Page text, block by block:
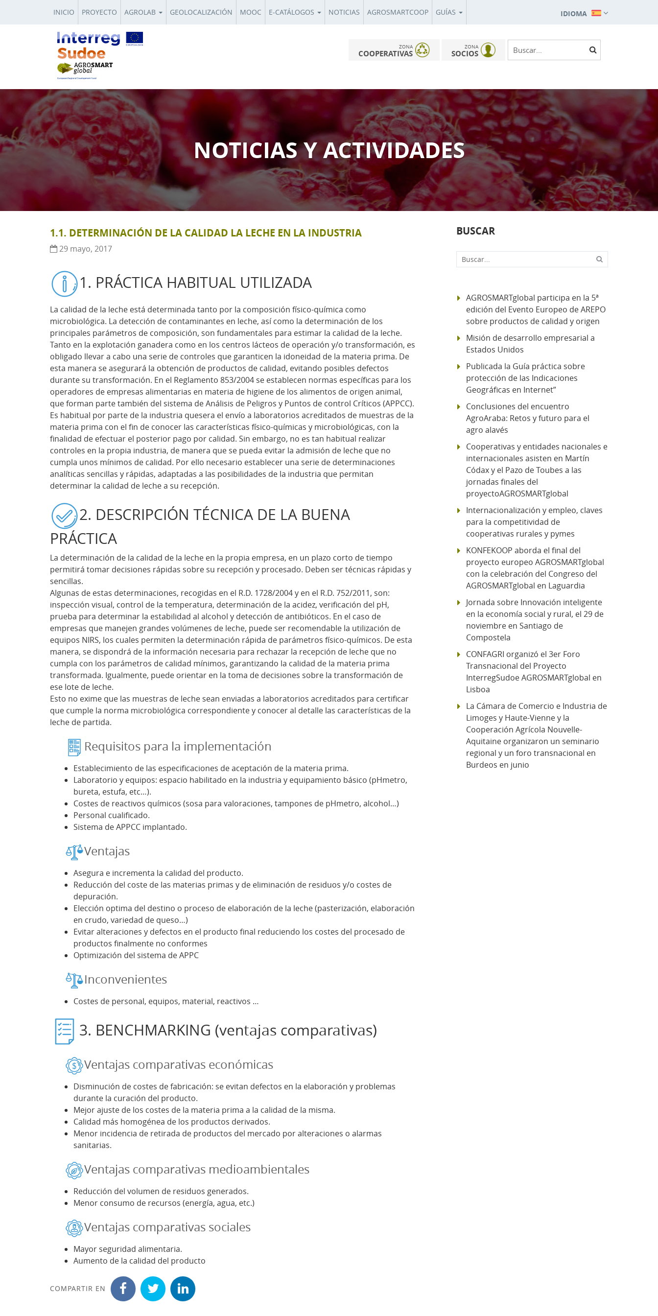
INICIO PROYECTO AGROLAB GEOLOCALIZACIÓN MOOC E-CATÁLOGOS NOTICIAS AGROSMARTCOOP GUÍAS IDIOMA
ZONA
COOPERATIVAS
ZONA
SOCIOS
NOTICIAS Y ACTIVIDADES
1.1. DETERMINACIÓN DE LA CALIDAD LA LECHE EN LA INDUSTRIA
29 mayo, 2017
1. PRÁCTICA HABITUAL UTILIZADA
La calidad de la leche está determinada tanto por la composición físico-química como
microbiológica. La detección de contaminantes en leche, así como la determinación de los
principales parámetros de composición, son fundamentales para estimar la calidad de la leche.
Tanto en la explotación ganadera como en los centros lácteos de operación y/o transformación, es
obligado llevar a cabo una serie de controles que garanticen la idoneidad de la materia prima. De
esta manera se asegurará la obtención de productos de calidad, evitando posibles defectos
durante su transformación. En el Reglamento 853/2004 se establecen normas específicas para los
operadores de empresas alimentarias en materia de higiene de los alimentos de origen animal,
que forman parte también del sistema de Análisis de Peligros y Puntos de control Críticos (APPCC).
Es habitual por parte de la industria quesera el envío a laboratorios acreditados de muestras de la
materia prima con el fin de conocer las características físico-químicas y microbiológicas, con la
finalidad de efectuar el posterior pago por calidad. Sin embargo, no es tan habitual realizar
controles en la propia industria, de manera que se pueda evitar la admisión de leche que no
cumpla unos mínimos de calidad. Por ello necesario establecer una serie de determinaciones
analíticas sencillas y rápidas, adaptadas a las posibilidades de la industria que permitan
determinar la calidad de leche a su recepción.
2. DESCRIPCIÓN TÉCNICA DE LA BUENA
PRÁCTICA
La determinación de la calidad de la leche en la propia empresa, en un plazo corto de tiempo
permitirá tomar decisiones rápidas sobre su recepción y procesado. Deben ser técnicas rápidas y
sencillas.
Algunas de estas determinaciones, recogidas en el R.D. 1728/2004 y en el R.D. 752/2011, son:
inspección visual, control de la temperatura, determinación de la acidez, verificación del pH,
prueba para determinar la estabilidad al alcohol y detección de antibióticos. En el caso de
empresas que manejen grandes volúmenes de leche, puede ser recomendable la utilización de
equipos NIRS, los cuales permiten la determinación rápida de parámetros físico-químicos. De esta
manera, se dispondrá de la información necesaria para rechazar la recepción de leche que no
cumpla con los parámetros de calidad mínimos, garantizando la calidad de la materia prima
transformada. Igualmente, puede orientar en la toma de decisiones sobre la transformación de
ese lote de leche.
Esto no exime que las muestras de leche sean enviadas a laboratorios acreditados para certificar
que cumple la norma microbiológica correspondiente y conocer al detalle las características de la
leche de partida.
Requisitos para la implementación
Establecimiento de las especificaciones de aceptación de la materia prima.
Laboratorio y equipos: espacio habilitado en la industria y equipamiento básico (pHmetro,
bureta, estufa, etc…).
Costes de reactivos químicos (sosa para valoraciones, tampones de pHmetro, alcohol…)
Personal cualificado.
Sistema de APPCC implantado.
Ventajas
Asegura e incrementa la calidad del producto.
Reducción del coste de las materias primas y de eliminación de residuos y/o costes de
depuración.
Elección optima del destino o proceso de elaboración de la leche (pasterización, elaboración
en crudo, variedad de queso…)
Evitar alteraciones y defectos en el producto final reduciendo los costes del procesado de
productos finalmente no conformes
Optimización del sistema de APPC
Inconvenientes
Costes de personal, equipos, material, reactivos …
3. BENCHMARKING (ventajas comparativas)
Ventajas comparativas económicas
Disminución de costes de fabricación: se evitan defectos en la elaboración y problemas
durante la curación del producto.
Mejor ajuste de los costes de la materia prima a la calidad de la misma.
Calidad más homogénea de los productos derivados.
Menor incidencia de retirada de productos del mercado por alteraciones o alarmas
sanitarias.
Ventajas comparativas medioambientales
Reducción del volumen de residuos generados.
Menor consumo de recursos (energía, agua, etc.)
Ventajas comparativas sociales
Mayor seguridad alimentaria.
Aumento de la calidad del producto
COMPARTIR EN
BUSCAR
Buscar...
AGROSMARTglobal participa en la 5ª
edición del Evento Europeo de AREPO
sobre productos de calidad y origen
Misión de desarrollo empresarial a
Estados Unidos
Publicada la Guía práctica sobre
protección de las Indicaciones
Geográficas en Internet”
Conclusiones del encuentro
AgroAraba: Retos y futuro para el
agro alavés
Cooperativas y entidades nacionales e
internacionales asisten en Martín
Códax y el Pazo de Toubes a las
jornadas finales del
proyectoAGROSMARTglobal
Internacionalización y empleo, claves
para la competitividad de
cooperativas rurales y pymes
KONFEKOOP aborda el final del
proyecto europeo AGROSMARTglobal
con la celebración del Congreso del
AGROSMARTglobal en Laguardia
Jornada sobre Innovación inteligente
en la economía social y rural, el 29 de
noviembre en Santiago de
Compostela
CONFAGRI organizó el 3er Foro
Transnacional del Proyecto
InterregSudoe AGROSMARTglobal en
Lisboa
La Cámara de Comercio e Industria de
Limoges y Haute-Vienne y la
Cooperación Agrícola Nouvelle-
Aquitaine organizaron un seminario
regional y un foro transnacional en
Burdeos en junio